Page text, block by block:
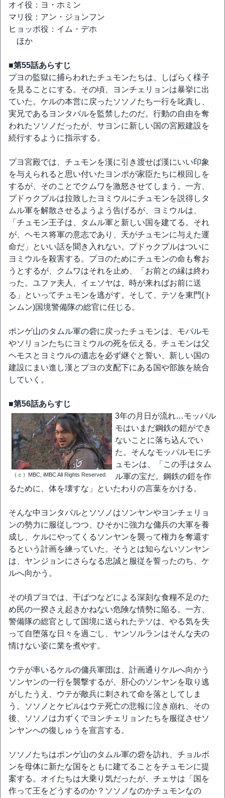
オイ役：ヨ・ホミン
マリ役：アン・ジョンフン
ヒョッポ役：イム・デホ
ほか
■第55話あらすじ
プヨの監獄に捕らわれたチュモンたちは、しばらく様子
を見ることにする。その頃、ヨンチェリョンは暴挙に出
ていた。ケルの本営に戻ったソソノたち一行を叱責し、
実兄であるヨンタバルを監禁したのだ。行動の自由を奪
われたソソノだったが、サヨンに新しい国の宮殿建設を
続行するように指示する。
プヨ宮殿では、チュモンを漢に引き渡せば漢にいい印象
を与えられると思い付いたヨンポが家臣たちに根回しを
するが、そのことでクムワを激怒させてしまう。一方、
プドゥクプルは拉致したヨミウルにチュモンを説得しタ
ムル軍を解散させるようよう告げるが、ヨミウルは、
「チュモン王子は、タムル軍と新しい国を建てる。それ
が、ヘモス将軍の意志であり、天がチュモンに与えた運
命だ」といい話を聞き入れない。プドゥクプルはついに
ヨミウルを殺害する。プヨのためにチュモンの命も奪お
うとするが、クムワはそれを止め、「お前との縁は終わ
った。ユファ夫人、イェソヤは、時が来ればお前に送
る」といってチュモンを逃がす。そして、テソを東門(ト
ンムン)国境警備隊の総官に任じる。
ポンゲ山のタムル軍の砦に戻ったチュモンは、モパルモ
やソリョンたちにヨミウルの死を伝える。チュモンは父
ヘモスとヨミウルの遺志を必ず継ぐと誓い、新しい国の
建設にまい進し漢とプヨの支配下にある国や部族を統合
していく。
■第56話あらすじ
（ｃ）MBC, iMBC All Rights Reserved.
3年の月日が流れ…モッパル
モはいまだ鋼鉄の鎧ができ
ないことに落ち込んでい
た。そんなモッパルモにチ
ュモンは、「この手はタム
ル軍の宝だ。鋼鉄の鎧を作
るために、体を壊すな」といたわりの言葉をかける。
そんな中ヨンタバルとソソノはソンヤンやヨンチェリョ
ンの勢力に服従しつつ、ひそかに強力な傭兵の大軍を養
成し、ケルにやってくるソンヤンを襲って権力を奪還す
るという計画を練っていた。そうとは知らないソンヤン
は、ヤンジョンにさらなる忠誠と服従を誓ったのち、ケ
ルへ向かう。
その頃プヨでは、干ばつなどによる深刻な食糧不足のた
め民の一揆さえ起きかねない危険な情勢に陥る。一方、
警備隊の総官として国境に送られたテソは、やる気を失
って自堕落な日々を過ごし、ヤンソルランはそんな夫の
情けない姿に業を煮やす。
ウテが率いるケルの傭兵軍団は、計画通りケルへ向かう
ソンヤンの一行を襲撃するが、肝心のソンヤンを取り逃
がしたうえ、ウテが敵兵に刺されて命を落としてしま
う。ソソノとケピルはウテ死亡の悲報に泣き崩れ、その
後、ソソノは力ずくでヨンチェリョンたちを服従させソ
ンヤンへの復しゅうを宣言する。
ソソノたちはポンゲ山のタムル軍の砦を訪れ、チョルボ
ンを母体に新たな国をともに建てることをチュモンに提
案する。オイたちは大乗り気だったが、チェサは「国を
作って王をどうするのか？ソソノなのかチュモンなの